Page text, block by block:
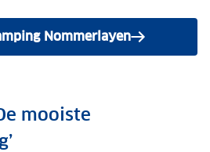
Nommerlayen
mooiste